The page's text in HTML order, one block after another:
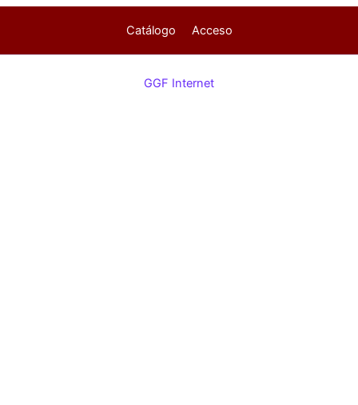
Catálogo Acceso
GGF Internet